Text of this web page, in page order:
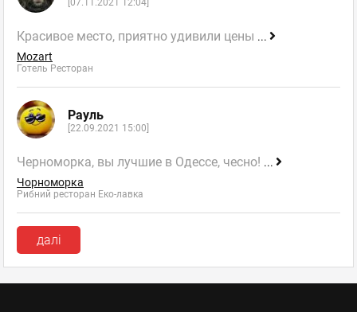
[07.11.2021 12:04]
Красивое место, приятно удивили цены ...
Mozart
Готель Ресторан
Рауль
[22.09.2021 15:00]
Черноморка, вы лучшие в Одессе, чесно! ...
Чорноморка
Рибний ресторан Еко-лавка
далі